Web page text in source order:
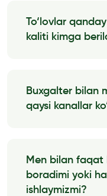
To‘lovlar
kaliti kimga
to‘lov varaqasini
Batafsil malumot
Buxgalter bilan
qaysi kanallar
yozishmalardan
Batafsil malumot
Men bilan
boradimi yoki
ishlaymizmi?